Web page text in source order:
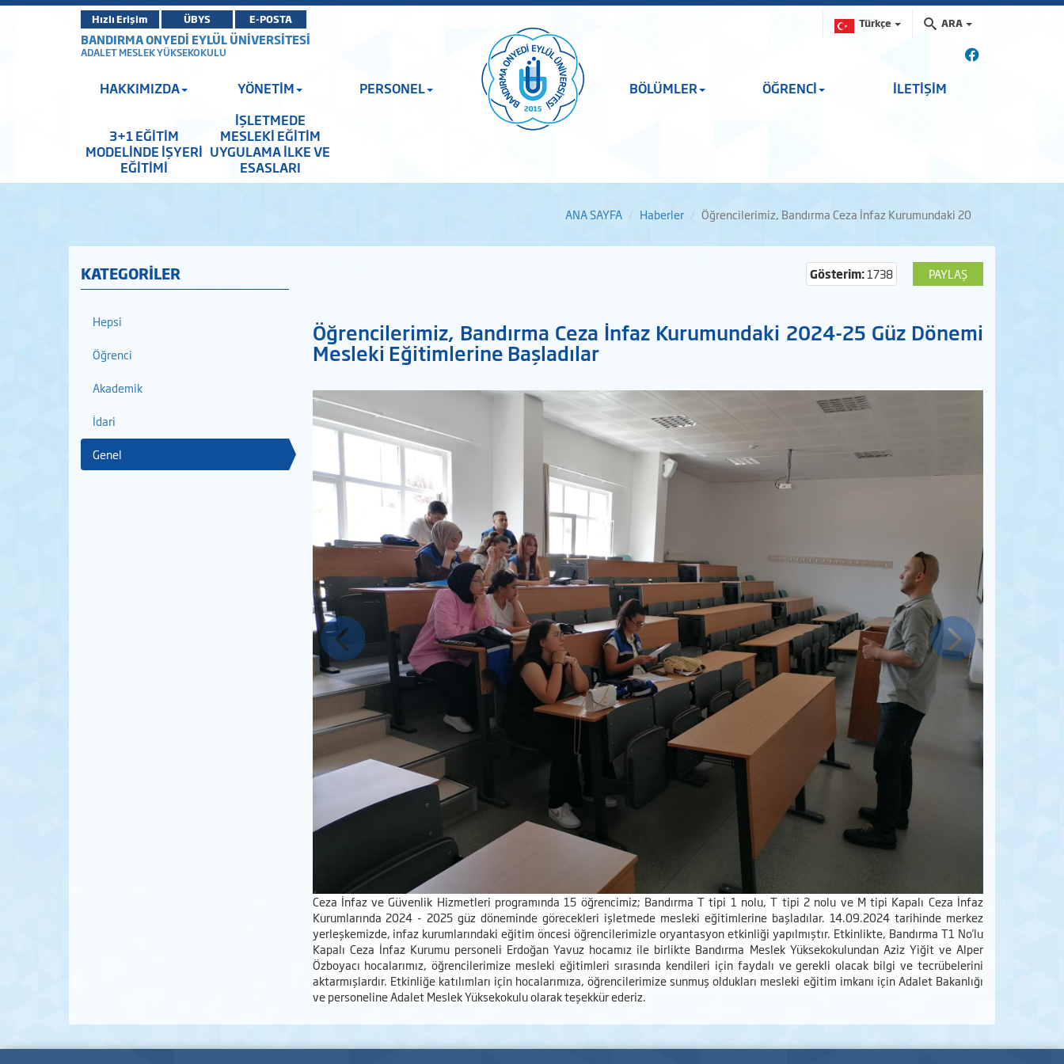
Hızlı Erişim ÜBYS E-POSTA Türkçe ARA
BANDIRMA ONYEDİ EYLÜL ÜNİVERSİTESİ
ADALET MESLEK YÜKSEKOKULU
HAKKIMIZDA YÖNETİM PERSONEL BÖLÜMLER ÖĞRENCİ İLETİŞİM
3+1 EĞİTİM
MODELİNDE İŞYERİ
EĞİTİMİ
İŞLETMEDE
MESLEKİ EĞİTİM
UYGULAMA İLKE VE
ESASLARI
ANA SAYFA Haberler Öğrencilerimiz, Bandırma Ceza İnfaz Kurumundaki 20
KATEGORİLER
Hepsi
Öğrenci
Akademik
İdari
Genel
PAYLAŞ
Gösterim:1738
Öğrencilerimiz, Bandırma Ceza İnfaz Kurumundaki 2024-25 Güz Dönemi
Mesleki Eğitimlerine Başladılar
Ceza İnfaz ve Güvenlik Hizmetleri programında 15 öğrencimiz; Bandırma T tipi 1 nolu, T tipi 2 nolu ve M tipi Kapalı Ceza İnfaz
Kurumlarında 2024 - 2025 güz döneminde görecekleri işletmede mesleki eğitimlerine başladılar. 14.09.2024 tarihinde merkez
yerleşkemizde, infaz kurumlarındaki eğitim öncesi öğrencilerimizle oryantasyon etkinliği yapılmıştır. Etkinlikte, Bandırma T1 No'lu
Kapalı Ceza İnfaz Kurumu personeli Erdoğan Yavuz hocamız ile birlikte Bandırma Meslek Yüksekokulundan Aziz Yiğit ve Alper
Özboyacı hocalarımız, öğrencilerimize mesleki eğitimleri sırasında kendileri için faydalı ve gerekli olacak bilgi ve tecrübelerini
aktarmışlardır. Etkinliğe katılımları için hocalarımıza, öğrencilerimize sunmuş oldukları mesleki eğitim imkanı için Adalet Bakanlığı
ve personeline Adalet Meslek Yüksekokulu olarak teşekkür ederiz.